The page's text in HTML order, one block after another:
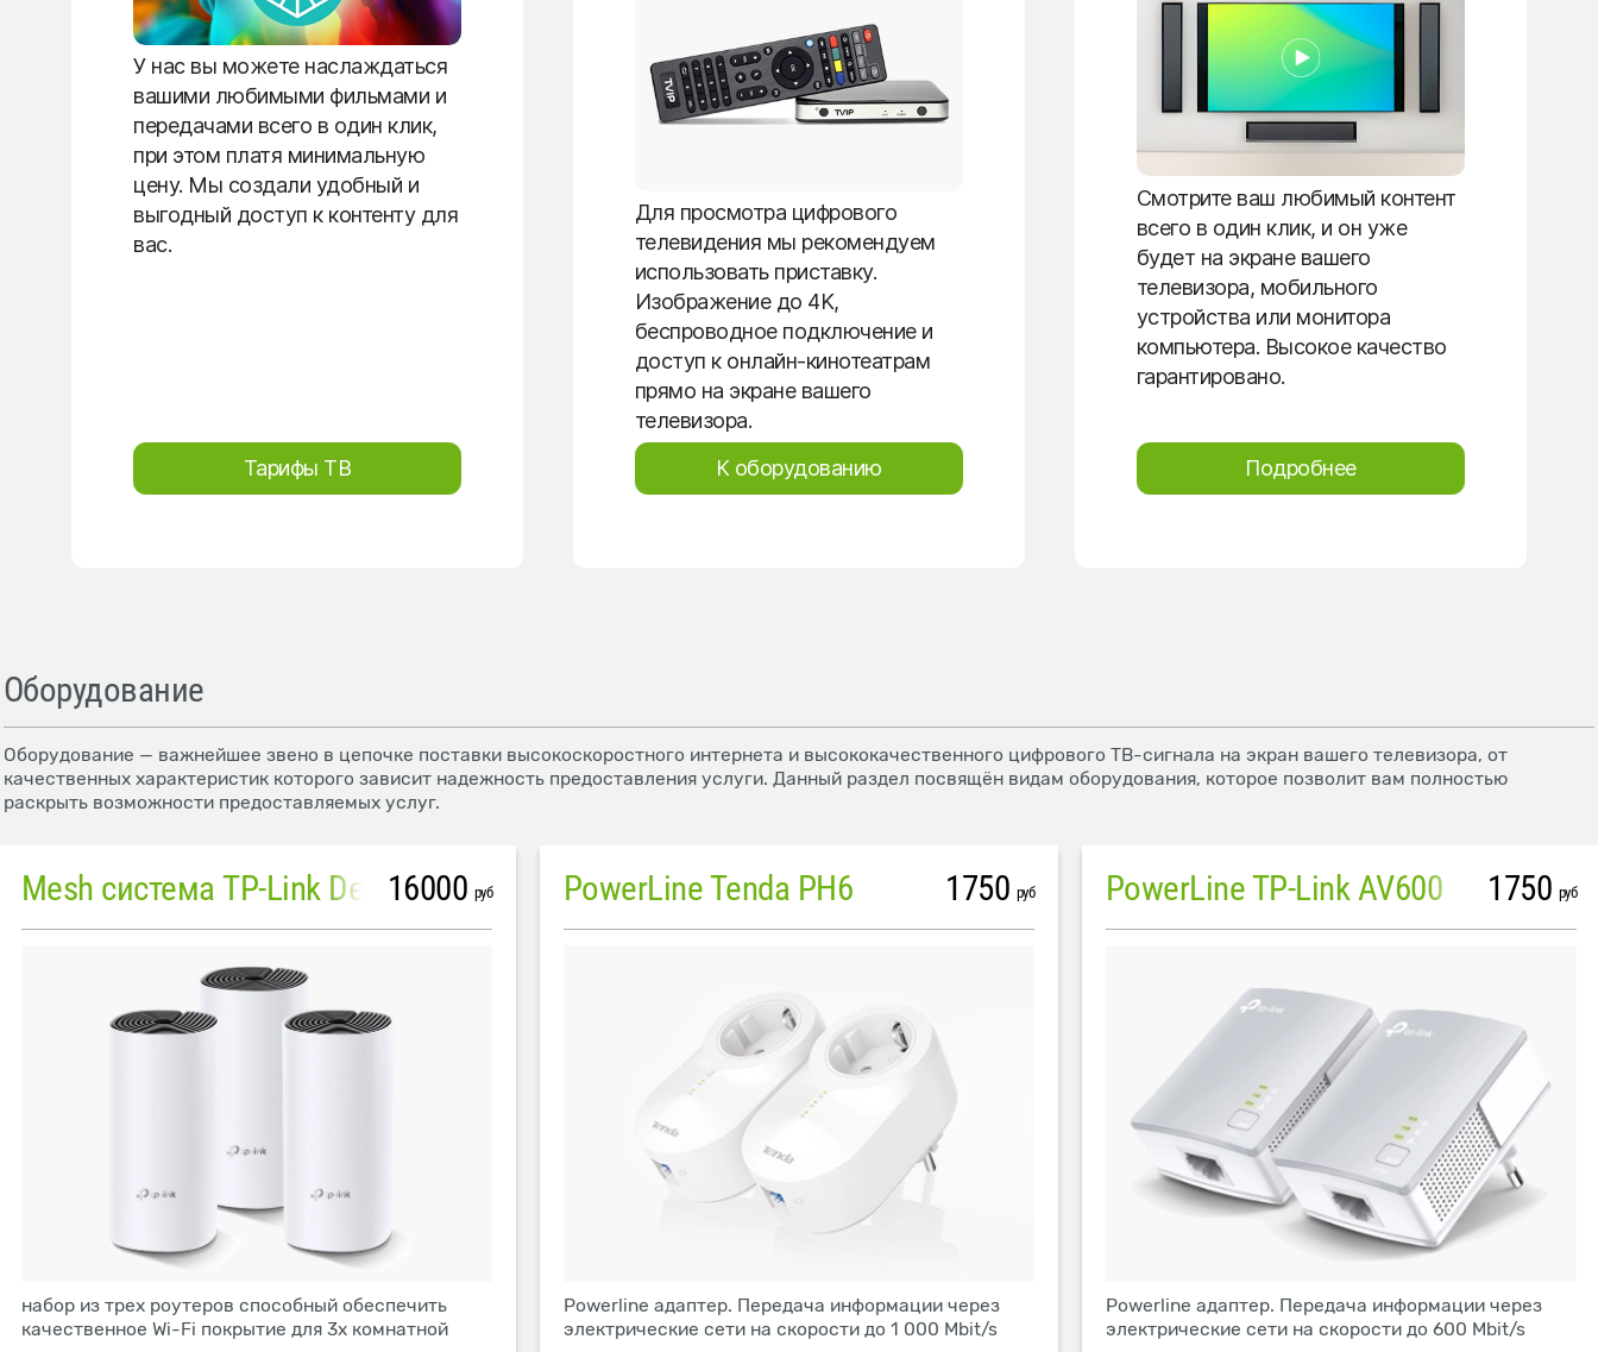
У нас вы можете наслаждаться
вашими любимыми фильмами и
передачами всего в один клик,
при этом платя минимальную
цену. Мы создали удобный и
выгодный доступ к контенту для
вас.
Тарифы ТВ
Для просмотра цифрового
телевидения мы рекомендуем
использовать приставку.
Изображение до 4K,
беспроводное подключение и
доступ к онлайн-кинотеатрам
прямо на экране вашего
телевизора.
К оборудованию
Смотрите ваш любимый контент
всего в один клик, и он уже
будет на экране вашего
телевизора, мобильного
устройства или монитора
компьютера. Высокое качество
гарантировано.
Подробнее
Оборудование
Оборудование — важнейшее звено в цепочке поставки высокоскоростного интернета и высококачественного цифрового ТВ-сигнала на экран вашего телевизора, от
качественных характеристик которого зависит надежность предоставления услуги. Данный раздел посвящён видам оборудования, которое позволит вам полностью
раскрыть возможности предоставляемых услуг.
Mesh система TP-Link Deco M4 (3 устройства)
16000 руб
набор из трех роутеров способный обеспечить
качественное Wi-Fi покрытие для 3х комнатной
PowerLine Tenda PH6 1750 руб
Powerline адаптер. Передача информации через
электрические сети на скорости до 1 000 Mbit/s
PowerLine TP-Link AV600 1750 руб
Powerline адаптер. Передача информации через
электрические сети на скорости до 600 Mbit/s